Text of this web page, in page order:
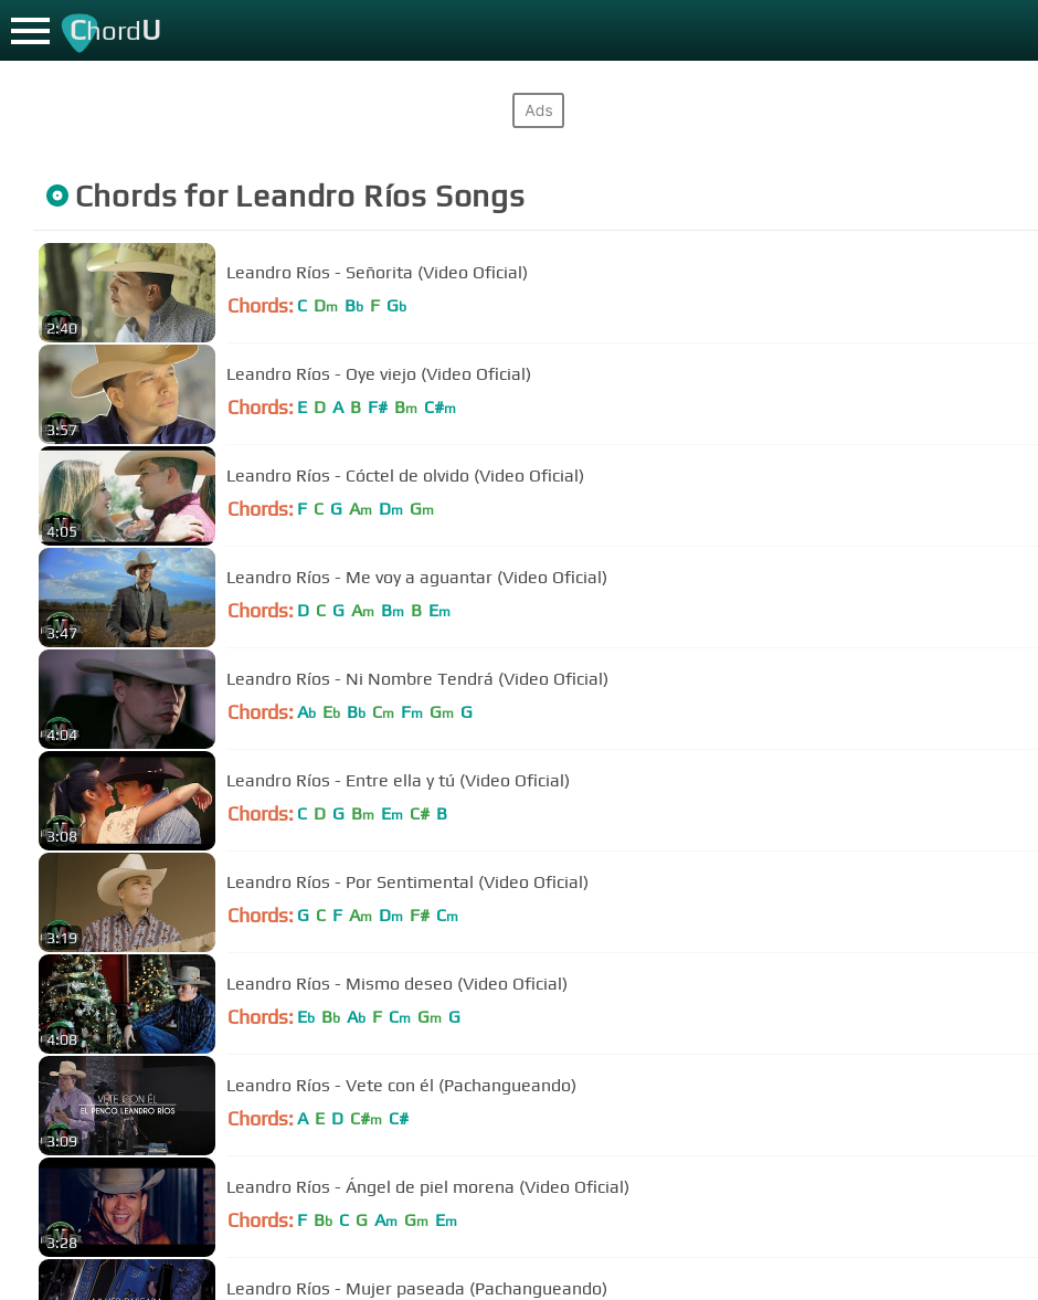
ChordU
Chords for Leandro Ríos Songs
2:40
Leandro Ríos - Señorita (Video Oficial)
Chords: C Dm Bb F Gb
3:57
Leandro Ríos - Oye viejo (Video Oficial)
Chords: E D A B F# Bm C#m
4:05
Leandro Ríos - Cóctel de olvido (Video Oficial)
Chords: F C G Am Dm Gm
3:47
Leandro Ríos - Me voy a aguantar (Video Oficial)
Chords: D C G Am Bm B Em
4:04
Leandro Ríos - Ni Nombre Tendrá (Video Oficial)
Chords: Ab Eb Bb Cm Fm Gm G
3:08
Leandro Ríos - Entre ella y tú (Video Oficial)
Chords: C D G Bm Em C# B
3:19
Leandro Ríos - Por Sentimental (Video Oficial)
Chords: G C F Am Dm F# Cm
4:08
Leandro Ríos - Mismo deseo (Video Oficial)
Chords: Eb Bb Ab F Cm Gm G
3:09
Leandro Ríos - Vete con él (Pachangueando)
Chords: A E D C#m C#
3:28
Leandro Ríos - Ángel de piel morena (Video Oficial)
Chords: F Bb C G Am Gm Em
Leandro Ríos - Mujer paseada (Pachangueando)